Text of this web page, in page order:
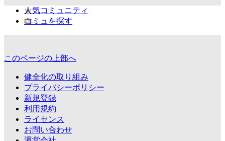
人気コミュニティ
コミュを探す
このページの上部へ
健全化の取り組み
プライバシーポリシー
新規登録
利用規約
ライセンス
お問い合わせ